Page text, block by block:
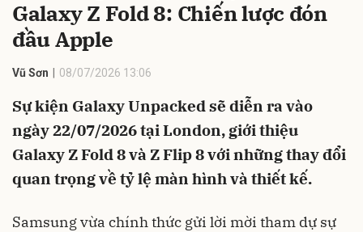
Galaxy Z Fold 8: Chiến lược đón
đầu Apple
Vũ Sơn 08/07/2026 13:06
Sự kiện Galaxy Unpacked sẽ diễn ra vào
ngày 22/07/2026 tại London, giới thiệu
Galaxy Z Fold 8 và Z Flip 8 với những thay đổi
quan trọng về tỷ lệ màn hình và thiết kế.
Samsung vừa chính thức gửi lời mời tham dự sự
Hủy